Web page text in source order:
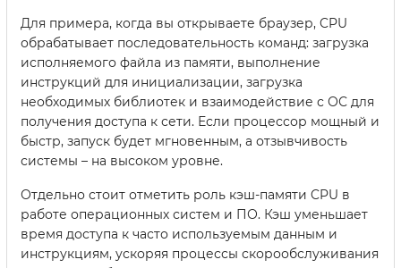
Для примера, когда вы открываете браузер, CPU
обрабатывает последовательность команд: загрузка
исполняемого файла из памяти, выполнение
инструкций для инициализации, загрузка
необходимых библиотек и взаимодействие с ОС для
получения доступа к сети. Если процессор мощный и
быстр, запуск будет мгновенным, а отзывчивость
системы – на высоком уровне.
Отдельно стоит отметить роль кэш-памяти CPU в
работе операционных систем и ПО. Кэш уменьшает
время доступа к часто используемым данным и
инструкциям, ускоряя процессы скорообслуживания